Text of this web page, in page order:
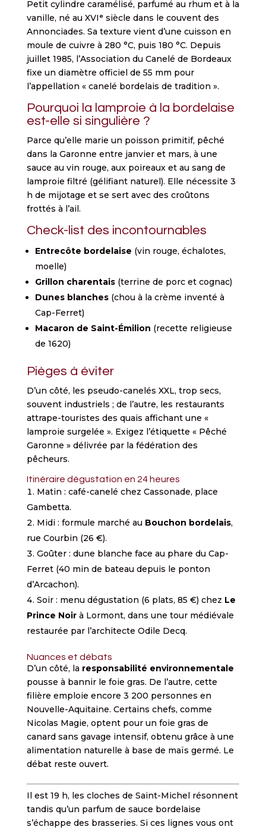
Petit cylindre caramélisé, parfumé au rhum et à la
vanille, né au XVIᵉ siècle dans le couvent des
Annonciades. Sa texture vient d’une cuisson en
moule de cuivre à 280 °C, puis 180 °C. Depuis
juillet 1985, l’Association du Canelé de Bordeaux
fixe un diamètre officiel de 55 mm pour
l’appellation « canelé bordelais de tradition ».
Pourquoi la lamproie à la bordelaise
est-elle si singulière ?
Parce qu’elle marie un poisson primitif, pêché
dans la Garonne entre janvier et mars, à une
sauce au vin rouge, aux poireaux et au sang de
lamproie filtré (gélifiant naturel). Elle nécessite 3
h de mijotage et se sert avec des croûtons
frottés à l’ail.
Check-list des incontournables
Entrecôte bordelaise (vin rouge, échalotes,
moelle)
Grillon charentais(terrine de porc et cognac)
Dunes blanches(chou à la crème inventé à
Cap-Ferret)
Macaron de Saint-Émilion (recette religieuse
de 1620)
Pièges à éviter
D’un côté, les pseudo-canelés XXL, trop secs,
souvent industriels ; de l’autre, les restaurants
attrape-touristes des quais affichant une «
lamproie surgelée ». Exigez l’étiquette « Pêché
Garonne » délivrée par la fédération des
pêcheurs.
Itinéraire dégustation en 24 heures
Matin : café-canelé chez Cassonade, place
Gambetta.
Midi : formule marché au Bouchon bordelais,
rue Courbin (26 €).
Goûter : dune blanche face au phare du Cap-
Ferret (40 min de bateau depuis le ponton
d’Arcachon).
Soir : menu dégustation (6 plats, 85 €) chez Le
Prince Noirà Lormont, dans une tour médiévale
restaurée par l’architecte Odile Decq.
Nuances et débats
D’un côté, la responsabilité environnementale
pousse à bannir le foie gras. De l’autre, cette
filière emploie encore 3 200 personnes en
Nouvelle-Aquitaine. Certains chefs, comme
Nicolas Magie, optent pour un foie gras de
canard sans gavage intensif, obtenu grâce à une
alimentation naturelle à base de maïs germé. Le
débat reste ouvert.
Il est 19 h, les cloches de Saint-Michel résonnent
tandis qu’un parfum de sauce bordelaise
s’échappe des brasseries. Si ces lignes vous ont